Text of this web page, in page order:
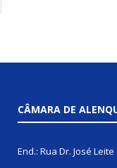
CÂMARA DE
End.: Rua Dr. José